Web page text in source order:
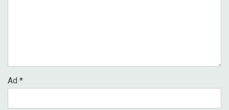
Ad *